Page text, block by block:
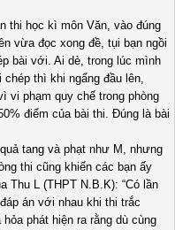
thi học kì môn Văn, vào đúng
vừa đọc xong đề, tụi bạn ngồi
bài với. Ai dè, trong lúc mình
thì khi ngẩng đầu lên,
vi phạm quy chế trong phòng
điểm của bài thi. Đúng là bài
tang và phạt như M, nhưng
thi cũng khiến các bạn ấy
Thu L (THPT N.B.K): “Có lần
án với nhau khi thi trắc
phát hiện ra rằng dù cùng